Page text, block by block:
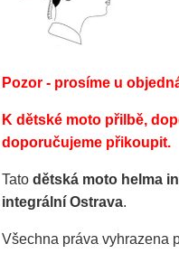
Pozor - prosíme u
K dětské moto přilbě,
doporučujeme přikoupit.
Tato dětská moto helma
integrální Ostrava.
Všechna práva vyhrazena